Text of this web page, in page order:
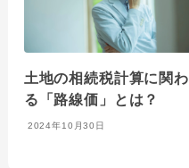
土地の相続税計算に関わ
る「路線価」とは？
2024年10月30日